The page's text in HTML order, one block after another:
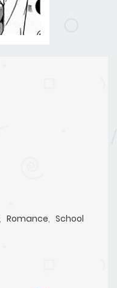
, Romance, School